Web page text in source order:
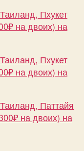
на
чел.
Пхукет
на двоих) на
Пхукет
на двоих) на
Паттайя
на двоих) на